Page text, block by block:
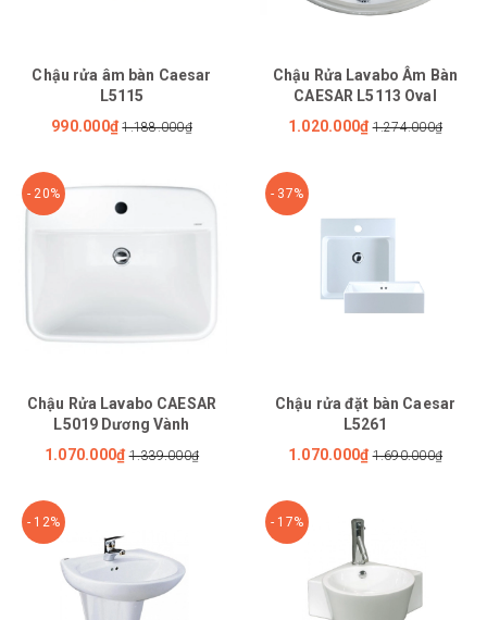
Chậu rửa âm bàn Caesar
L5115
990.000₫ 1.188.000₫
Chậu Rửa Lavabo Âm Bàn
CAESAR L5113 Oval
1.020.000₫ 1.274.000₫
- 20%
Chậu Rửa Lavabo CAESAR
L5019 Dương Vành
1.070.000₫ 1.339.000₫
- 37%
Chậu rửa đặt bàn Caesar
L5261
1.070.000₫ 1.690.000₫
- 12% - 17%